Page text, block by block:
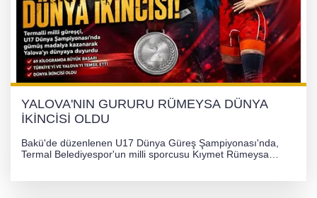
YALOVA'NIN GURURU RÜMEYSA DÜNYA
İKİNCİSİ OLDU
Bakü'de düzenlenen U17 Dünya Güreş Şampiyonası'nda,
Termal Belediyespor'un milli sporcusu Kıymet Rümeysa